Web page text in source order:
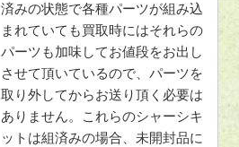
済みの状態で各種パーツが組み込
まれていても買取時にはそれらの
パーツも加味してお値段をお出し
させて頂いているので、パーツを
取り外してからお送り頂く必要は
ありません。これらのシャーシキ
ットは組済みの場合、未開封品に